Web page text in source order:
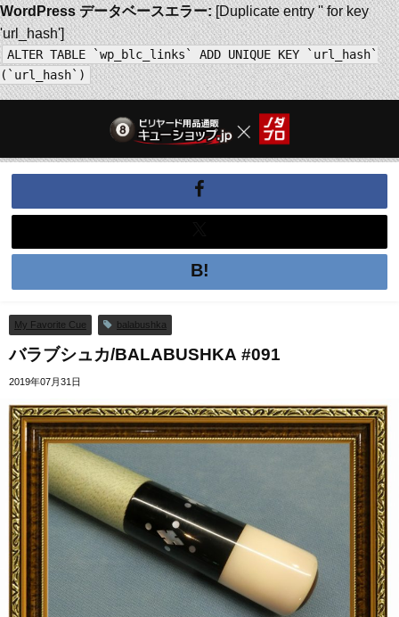
WordPress データベースエラー:[Duplicate entry '' for key
'url_hash']
ALTER TABLE `wp_blc_links` ADD UNIQUE KEY `url_hash`
(`url_hash`)
My Favorite Cue balabushka
バラブシュカ/BALABUSHKA #091
2019年07月31日